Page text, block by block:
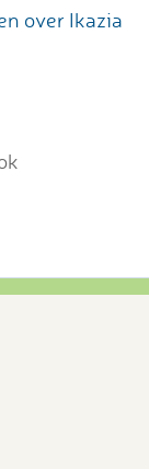
over Ikazia